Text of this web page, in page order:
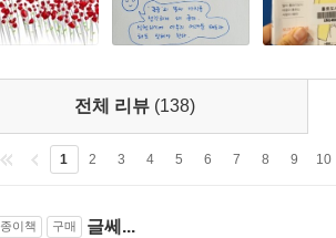
전체 리뷰 (138)
1 2 3 4 5 6 7 8 9 10
종이책 구매 글쎄...